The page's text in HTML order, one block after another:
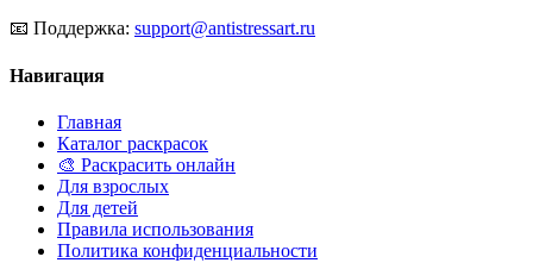
📧 Поддержка: support@antistressart.ru
Навигация
Главная
Каталог раскрасок
🎨 Раскрасить онлайн
Для взрослых
Для детей
Правила использования
Политика конфиденциальности